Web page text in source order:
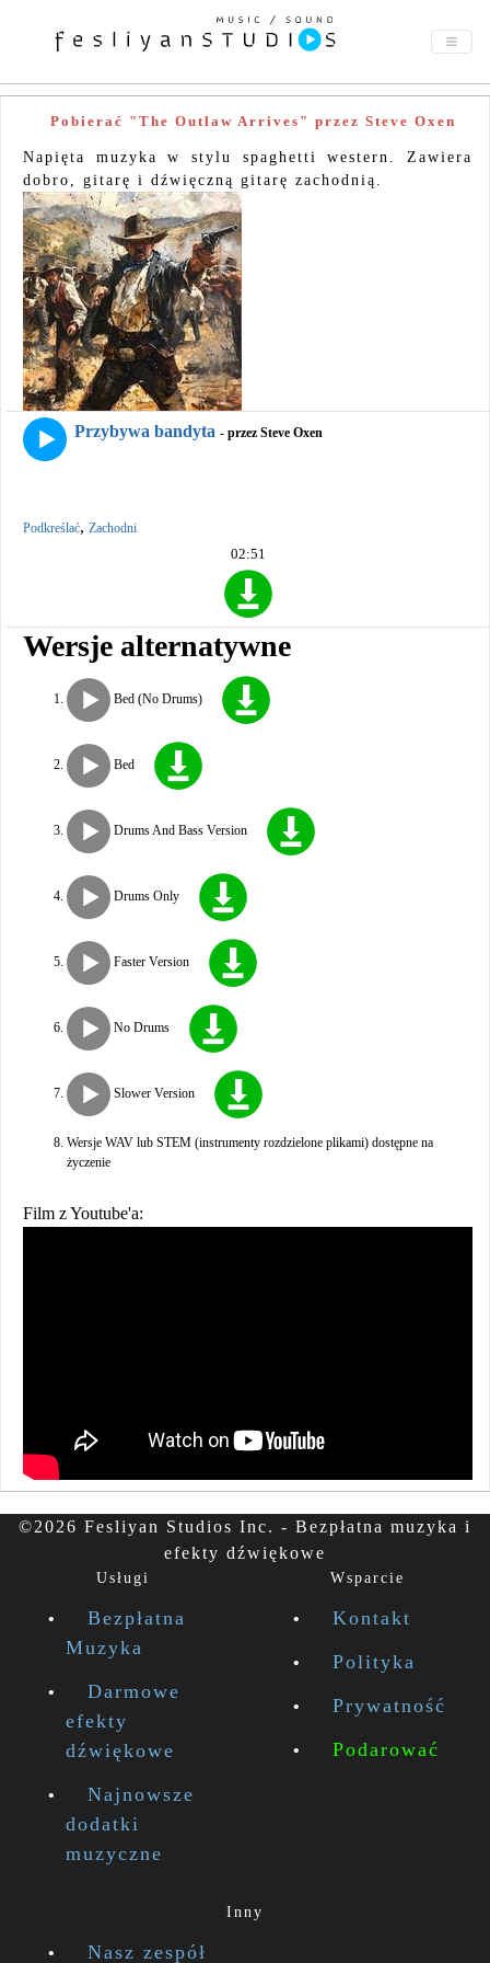
Pobierać "The Outlaw Arrives" przez Steve Oxen
Napięta muzyka w stylu spaghetti western. Zawiera
dobro, gitarę i dźwięczną gitarę zachodnią.
Przybywa bandyta - przez Steve Oxen
Podkreślać, Zachodni
02:51
Wersje alternatywne
Bed (No Drums)
Bed
Drums And Bass Version
Drums Only
Faster Version
No Drums
Slower Version
Wersje WAV lub STEM (instrumenty rozdzielone plikami) dostępne na
życzenie
Film z Youtube'a:
©2026 Fesliyan Studios Inc. - Bezpłatna muzyka i
efekty dźwiękowe
Usługi
Bezpłatna
Muzyka
Darmowe
efekty
dźwiękowe
Najnowsze
dodatki
muzyczne
Wsparcie
Kontakt
Polityka
Prywatność
Podarować
Inny
Nasz zespół